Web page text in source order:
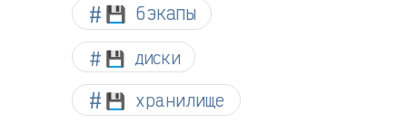
💾 бэкапы
💾 диски
💾 хранилище